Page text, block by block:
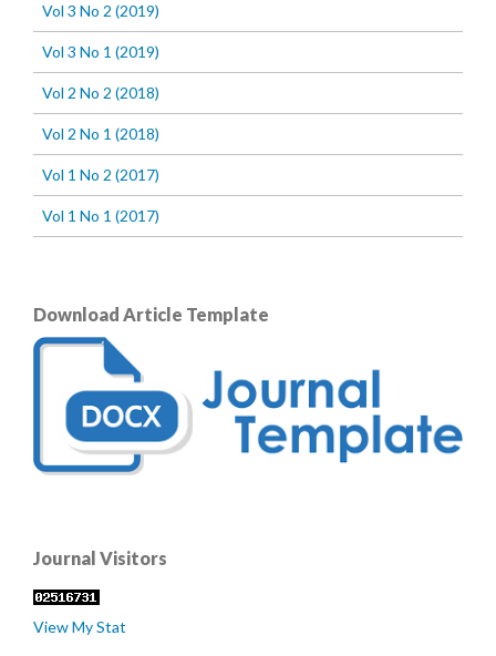
Vol 3 No 2 (2019)
Vol 3 No 1 (2019)
Vol 2 No 2 (2018)
Vol 2 No 1 (2018)
Vol 1 No 2 (2017)
Vol 1 No 1 (2017)
Download Article Template
Journal Visitors
View My Stat